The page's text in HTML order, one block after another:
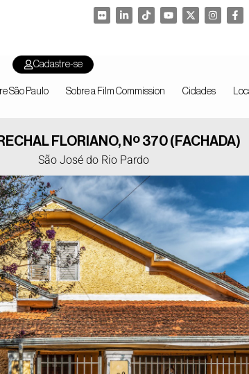
Cadastre-se
São Paulo Sobre a Film Commission Cidades
FLORIANO, Nº 370 (FACHADA)
São José do Rio Pardo